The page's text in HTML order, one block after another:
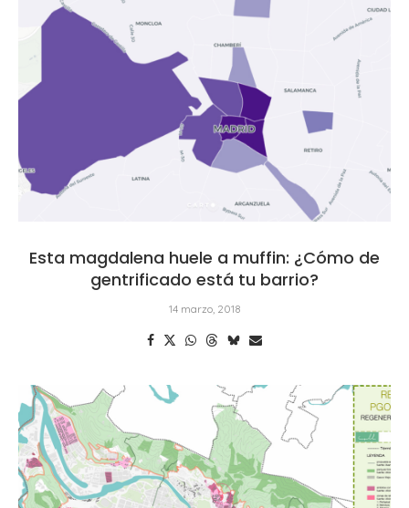
Esta magdalena huele a muffin: ¿Cómo de
gentrificado está tu barrio?
14 marzo, 2018